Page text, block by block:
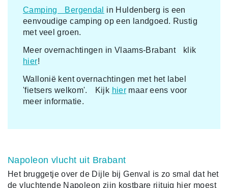
Camping Bergendal
in Huldenberg is een
eenvoudige camping op een landgoed. Rustig
met veel groen.
Meer overnachtingen in Vlaams-Brabant klik
hier!
Wallonië kent overnachtingen met het label
'fietsers welkom'. Kijk hier maar eens voor
meer informatie.
Napoleon vlucht uit Brabant
Het bruggetje over de Dijle bij Genval is zo smal dat het
de vluchtende Napoleon zijn kostbare rijtuig hier moest